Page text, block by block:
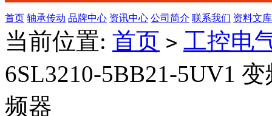
首页 轴承传动 品牌中心 资讯中心 公司简介 联系我们 资料文库
当前位置: 首页 > 工控电
6SL3210-5BB21-5UV1
频器